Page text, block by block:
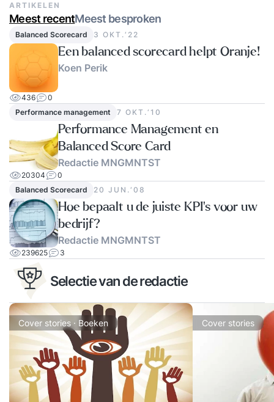
ARTIKELEN
Meest recentMeest besproken
Balanced Scorecard 3 OKT.‘22
Een balanced scorecard helpt Oranje!
Koen Perik
436
0
Performance management
7 OKT.‘10
Performance Management en
Balanced Score Card
Redactie MNGMNTST
20304
0
Balanced Scorecard
20 JUN.‘08
Hoe bepaalt u de juiste KPI's voor uw
bedrijf?
Redactie MNGMNTST
239625 3
Selectie van de redactie
Cover stories · Boeken Cover stories